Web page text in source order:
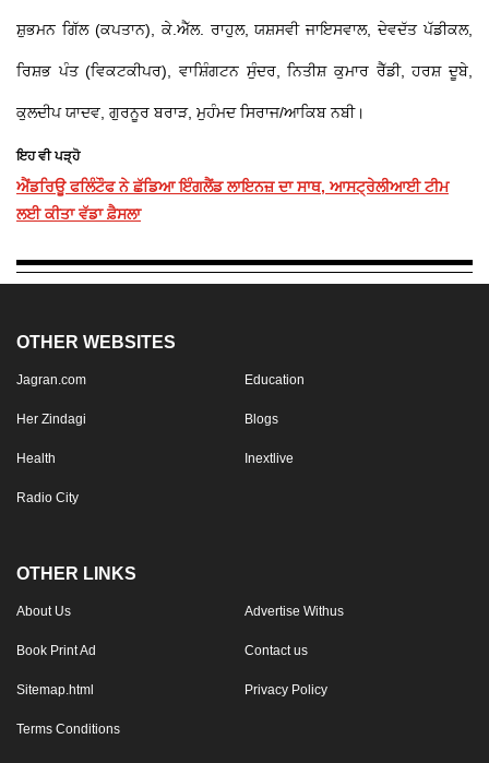
ਸ਼ੁਭਮਨ ਗਿੱਲ (ਕਪਤਾਨ), ਕੇ.ਐੱਲ. ਰਾਹੁਲ, ਯਸ਼ਸਵੀ ਜਾਇਸਵਾਲ, ਦੇਵਦੱਤ ਪੱਡੀਕਲ,
ਰਿਸ਼ਭ ਪੰਤ (ਵਿਕਟਕੀਪਰ), ਵਾਸ਼ਿੰਗਟਨ ਸੁੰਦਰ, ਨਿਤੀਸ਼ ਕੁਮਾਰ ਰੈੱਡੀ, ਹਰਸ਼ ਦੂਬੇ,
ਕੁਲਦੀਪ ਯਾਦਵ, ਗੁਰਨੂਰ ਬਰਾੜ, ਮੁਹੰਮਦ ਸਿਰਾਜ/ਆਕਿਬ ਨਬੀ।
ਇਹ ਵੀ ਪੜ੍ਹੋ
ਐਂਡਰਿਊ ਫਲਿੰਟੌਫ ਨੇ ਛੱਡਿਆ ਇੰਗਲੈਂਡ ਲਾਇਨਜ਼ ਦਾ ਸਾਥ, ਆਸਟ੍ਰੇਲੀਆਈ ਟੀਮ
ਲਈ ਕੀਤਾ ਵੱਡਾ ਫ਼ੈਸਲਾ
OTHER WEBSITES
Jagran.com Education
Her Zindagi Blogs
Health Inextlive
Radio City
OTHER LINKS
About Us Advertise Withus
Book Print Ad Contact us
Sitemap.html Privacy Policy
Terms Conditions